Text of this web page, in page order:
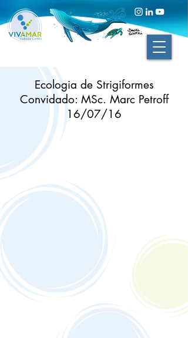
Ecologia de Strigiformes
Convidado: MSc. Marc Petroff
16/07/16